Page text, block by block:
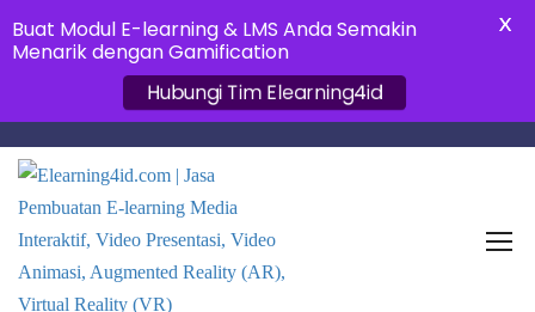
JASA PEMBUATAN E-
LEARNING INTERAKTIF
Buat Modul E-learning & LMS Anda Semakin
Menarik dengan Gamification
Hubungi Tim Elearning4id
X